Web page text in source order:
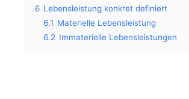
6 Lebensleistung konkret definiert
6.1 Materielle Lebensleistung
6.2 Immaterielle Lebensleistungen